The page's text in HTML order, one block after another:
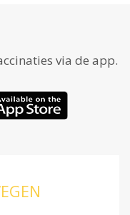
via de app.